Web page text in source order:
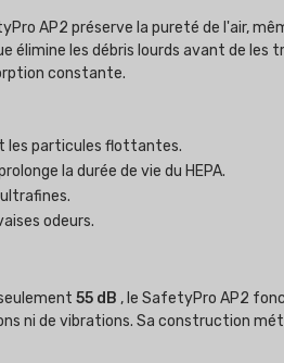
AP2 préserve la pureté de l'air,
élimine les débris lourds avant de
constante.
les particules flottantes.
la durée de vie du HEPA.
odeurs.
55 dB , le SafetyPro AP2
ni de vibrations. Sa construction